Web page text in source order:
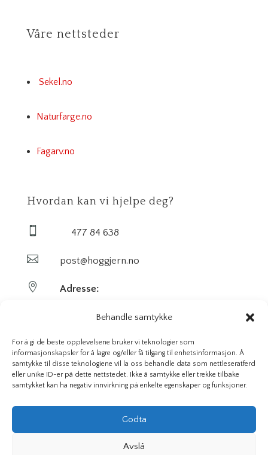
Behandle samtykke
For å gi de beste opplevelsene bruker vi teknologier som
informasjonskapsler for å lagre og/eller få tilgang til enhetsinformasjon. Å
samtykke til disse teknologiene vil la oss behandle data som nettleseratferd
eller unike ID-er på dette nettstedet. Ikke å samtykke eller trekke tilbake
samtykket kan ha negativ innvirkning på enkelte egenskaper og funksjoner.
Godta
Avslå
Våre nettsteder
Sekel.no
Naturfarge.no
Fagarv.no
Hvordan kan vi hjelpe deg?
 477 84 638
 post@hoggjern.no
 Adresse:
Sekel AS
Sentrumsveien 29
3647 Hvittingfoss